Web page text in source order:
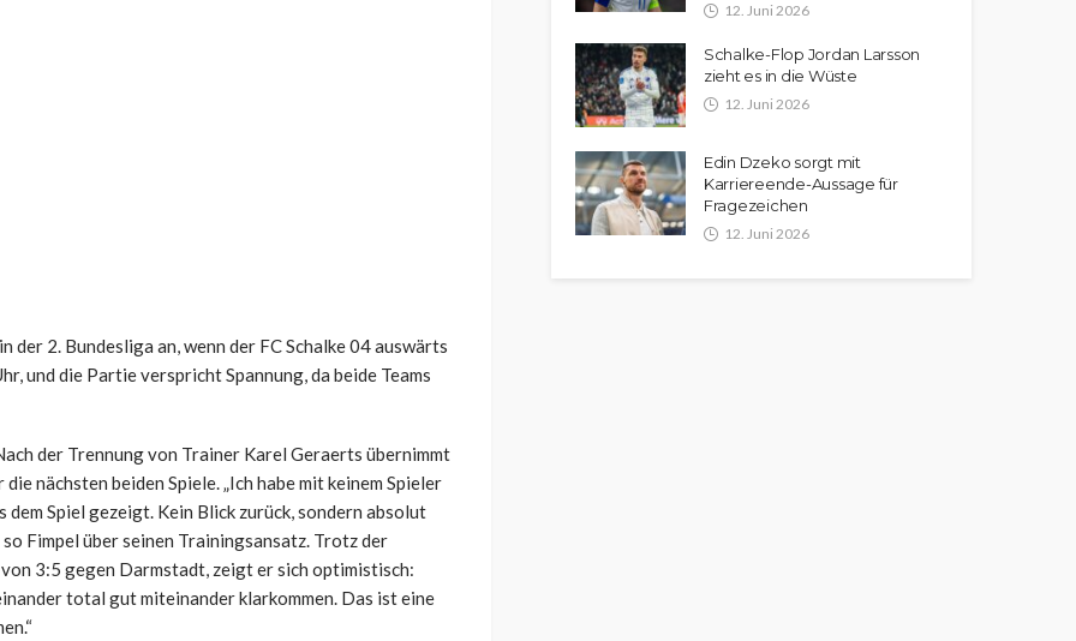
der 2. Bundesliga an, wenn der FC Schalke 04 auswärts
und die Partie verspricht Spannung, da beide Teams
der Trennung von Trainer Karel Geraerts übernimmt
nächsten beiden Spiele. „Ich habe mit keinem Spieler
Spiel gezeigt. Kein Blick zurück, sondern absolut
Fimpel über seinen Trainingsansatz. Trotz der
3:5 gegen Darmstadt, zeigt er sich optimistisch:
total gut miteinander klarkommen. Das ist eine
12. Juni 2026
Schalke-Flop Jordan Larsson
zieht es in die Wüste
12. Juni 2026
Edin Dzeko sorgt mit
Karriereende-Aussage für
Fragezeichen
12. Juni 2026